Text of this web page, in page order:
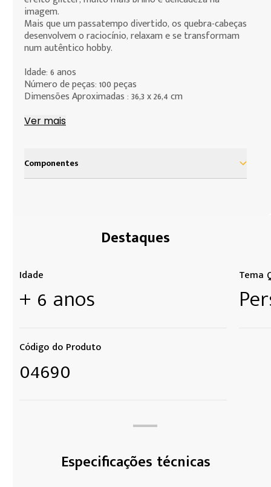
deve assumir para efeito da compra de produtos
que deseja fazer.
imagem.
Mais que um passatempo divertido, os quebra-cabeças
desenvolvem o raciocínio, relaxam e se transformam
num autêntico hobby.
Idade: 6 anos
Número de peças: 100 peças
Dimensões Aproximadas : 36,3 x 26,4 cm
Atenção: Não recomendamos o uso de cola, pois
Ver mais
Componentes
Destaques
Idade
+ 6 anos
Código do Produto
04690
Tema
Especificações técnicas